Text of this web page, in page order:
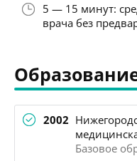
5 — 15 минут:
врача без
2002
Базовое